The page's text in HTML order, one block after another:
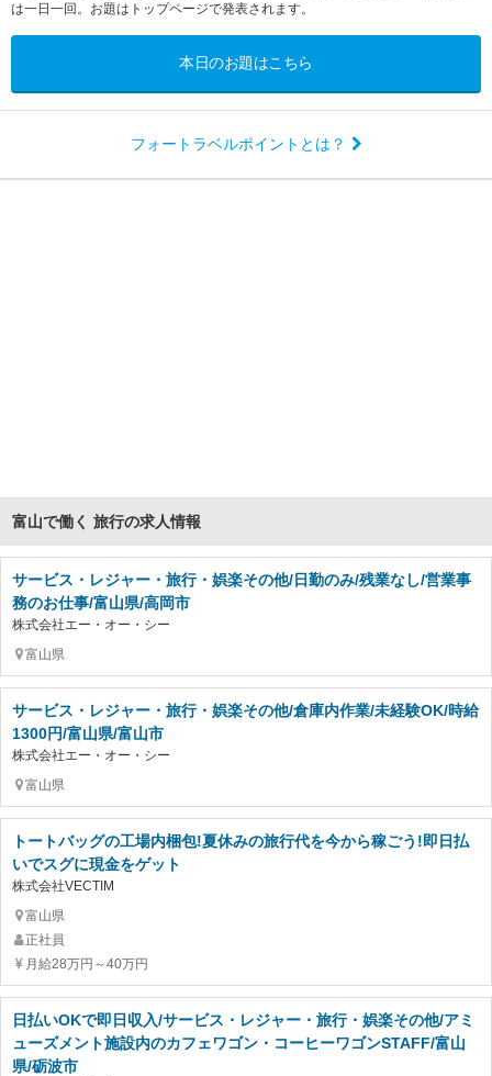
は一日一回。お題はトップページで発表されます。
本日のお題はこちら
フォートラベルポイントとは？
富山で働く 旅行の求人情報
サービス・レジャー・旅行・娯楽その他/日勤のみ/残業なし/営業事
務のお仕事/富山県/高岡市
株式会社エー・オー・シー
富山県
サービス・レジャー・旅行・娯楽その他/倉庫内作業/未経験OK/時給
1300円/富山県/富山市
株式会社エー・オー・シー
富山県
トートバッグの工場内梱包!夏休みの旅行代を今から稼ごう!即日払
いでスグに現金をゲット
株式会社VECTIM
富山県
正社員
月給28万円～40万円
日払いOKで即日収入/サービス・レジャー・旅行・娯楽その他/アミ
ューズメント施設内のカフェワゴン・コーヒーワゴンSTAFF/富山
県/砺波市